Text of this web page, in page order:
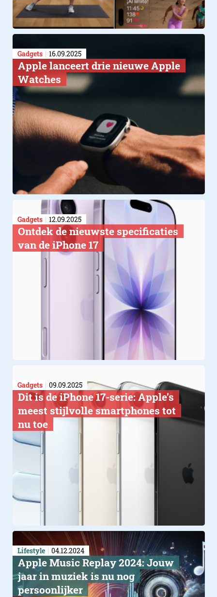
Gadgets 16.09.2025
Apple lanceert drie nieuwe Apple
Watches
Gadgets 12.09.2025
Ontdek de nieuwste specificaties
van de iPhone 17
Gadgets 09.09.2025
Dit is de iPhone 17-serie: Apple’s
meest stijlvolle smartphones tot
nu toe
Lifestyle 04.12.2024
Apple Music Replay 2024: Jouw
jaar in muziek is nu nog
persoonlijker